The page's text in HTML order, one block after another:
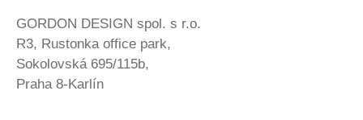
GORDON DESIGN spol. s r.o.
R3, Rustonka office park,
Sokolovská 695/115b,
Praha 8-Karlín